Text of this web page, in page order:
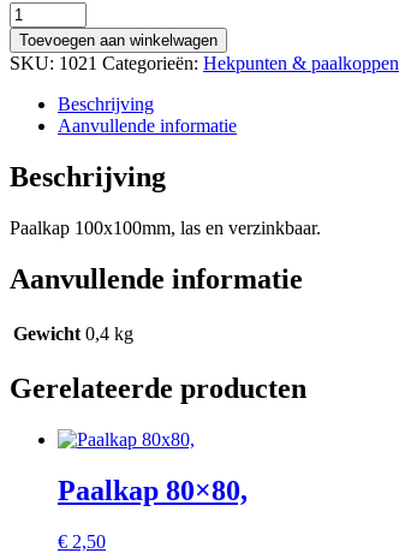
Paalkap
100x100,
aantal
Toevoegen aan winkelwagen
SKU: 1021 Categorieën: Hekpunten & paalkoppen
Beschrijving
Aanvullende informatie
Beschrijving
Paalkap 100x100mm, las en verzinkbaar.
Aanvullende informatie
Gewicht 0,4 kg
Gerelateerde producten
Paalkap 80×80,
€ 2,50